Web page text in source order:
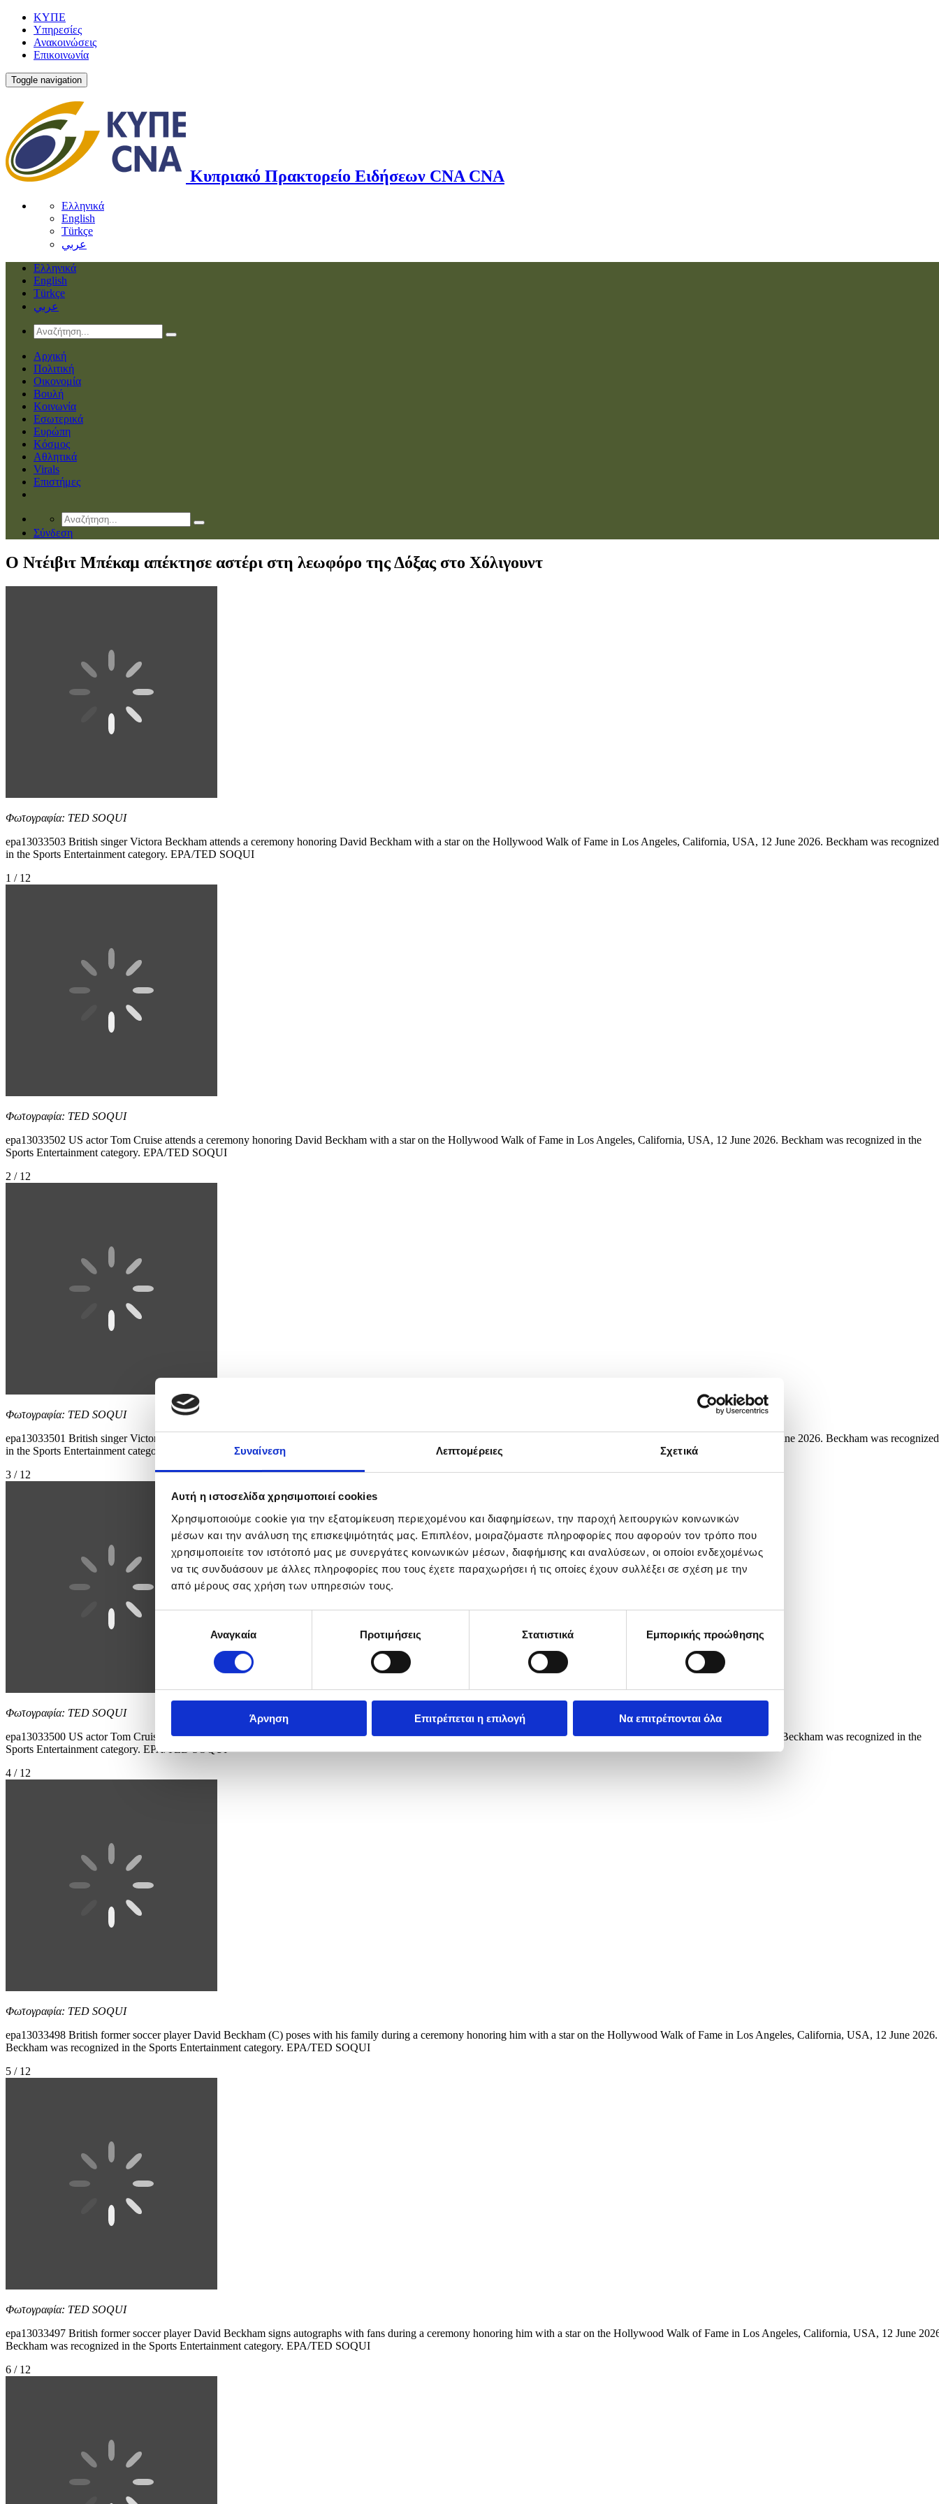
Συναίνεση Λεπτομέρειες Σχετικά
Αυτή η ιστοσελίδα χρησιμοποιεί cookies
Χρησιμοποιούμε cookie για την εξατομίκευση περιεχομένου και διαφημίσεων, την παροχή λειτουργιών κοινωνικών
μέσων και την ανάλυση της επισκεψιμότητάς μας. Επιπλέον, μοιραζόμαστε πληροφορίες που αφορούν τον τρόπο που
χρησιμοποιείτε τον ιστότοπό μας με συνεργάτες κοινωνικών μέσων, διαφήμισης και αναλύσεων, οι οποίοι ενδεχομένως
να τις συνδυάσουν με άλλες πληροφορίες που τους έχετε παραχωρήσει ή τις οποίες έχουν συλλέξει σε σχέση με την
από μέρους σας χρήση των υπηρεσιών τους.
συγκατάθεσηςΑναγκαία Προτιμήσεις Στατιστικά Εμπορικής προώθησης
Άρνηση Επιτρέπεται η επιλογή Να επιτρέπονται όλα
ΚΥΠΕ
Υπηρεσίες
Ανακοινώσεις
Επικοινωνία
Toggle navigation
Κυπριακό Πρακτορείο Ειδήσεων CNA CNA
Ελληνικά
English
Türkçe
عربي
Ελληνικά
English
Türkçe
عربي
Αρχική
Πολιτική
Οικονομία
Βουλή
Κοινωνία
Εσωτερικά
Ευρώπη
Κόσμος
Αθλητικά
Virals
Επιστήμες
Σύνδεση
O Ντέιβιτ Μπέκαμ απέκτησε αστέρι στη λεωφόρο της Δόξας στο Χόλιγουντ
Φωτογραφία: TED SOQUI
epa13033503 British singer Victora Beckham attends a ceremony honoring David Beckham with a star on the Hollywood Walk of Fame in Los Angeles, California, USA, 12 June 2026. Beckham was recognized
in the Sports Entertainment category. EPA/TED SOQUI
1 / 12
Φωτογραφία: TED SOQUI
epa13033502 US actor Tom Cruise attends a ceremony honoring David Beckham with a star on the Hollywood Walk of Fame in Los Angeles, California, USA, 12 June 2026. Beckham was recognized in the
Sports Entertainment category. EPA/TED SOQUI
2 / 12
Φωτογραφία: TED SOQUI
epa13033501 British singer Victora Beckham attends a ceremony honoring David Beckham with a star on the Hollywood Walk of Fame in Los Angeles, California, USA, 12 June 2026. Beckham was recognized
in the Sports Entertainment category. EPA/TED SOQUI
3 / 12
Φωτογραφία: TED SOQUI
epa13033500 US actor Tom Cruise attends a ceremony honoring David Beckham with a star on the Hollywood Walk of Fame in Los Angeles, California, USA, 12 June 2026. Beckham was recognized in the
Sports Entertainment category. EPA/TED SOQUI
4 / 12
Φωτογραφία: TED SOQUI
epa13033498 British former soccer player David Beckham (C) poses with his family during a ceremony honoring him with a star on the Hollywood Walk of Fame in Los Angeles, California, USA, 12 June 2026.
Beckham was recognized in the Sports Entertainment category. EPA/TED SOQUI
5 / 12
Φωτογραφία: TED SOQUI
epa13033497 British former soccer player David Beckham signs autographs with fans during a ceremony honoring him with a star on the Hollywood Walk of Fame in Los Angeles, California, USA, 12 June
Beckham was recognized in the Sports Entertainment category. EPA/TED SOQUI
6 / 12